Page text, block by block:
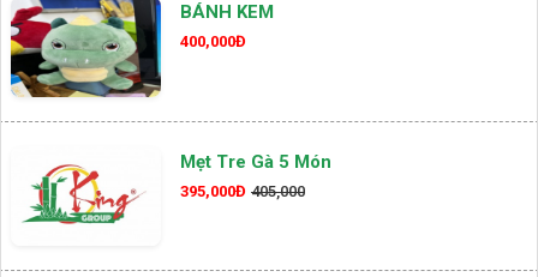
BÁNH KEM
400,000Đ
Mẹt Tre Gà 5 Món
395,000Đ 405,000